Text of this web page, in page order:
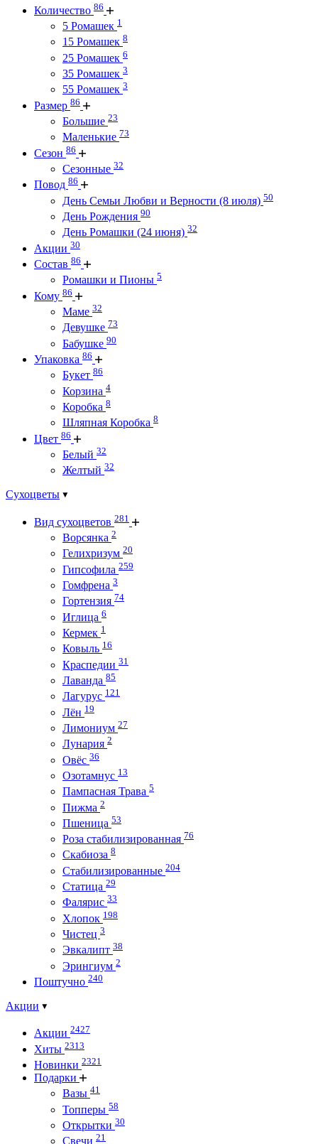
Количество 86
5 Ромашек 1
15 Ромашек 8
25 Ромашек 6
35 Ромашек 3
55 Ромашек 3
Размер 86
Большие 23
Маленькие 73
Сезон 86
Сезонные 32
Повод 86
День Семьи Любви и Верности (8 июля) 50
День Рождения 90
День Ромашки (24 июня) 32
Акции 30
Состав 86
Ромашки и Пионы 5
Кому 86
Маме 32
Девушке 73
Бабушке 90
Упаковка 86
Букет 86
Корзина 4
Коробка 8
Шляпная Коробка 8
Цвет 86
Белый 32
Желтый 32
Сухоцветы
Вид сухоцветов 281
Ворсянка 2
Гелихризум 20
Гипсофила 259
Гомфрена 3
Гортензия 74
Иглица 6
Кермек 1
Ковыль 16
Краспедии 31
Лаванда 85
Лагурус 121
Лён 19
Лимониум 27
Лунария 2
Овёс 36
Озотамнус 13
Пампасная Трава 5
Пижма 2
Пшеница 53
Роза стабилизированная 76
Скабиоза 8
Стабилизированные 204
Статица 29
Фалярис 33
Хлопок 198
Чистец 3
Эвкалипт 38
Эрингиум 2
Поштучно 240
Акции
Акции 2427
Хиты 2313
Новинки 2321
Подарки
Вазы 41
Топперы 58
Открытки 30
Свечи 21